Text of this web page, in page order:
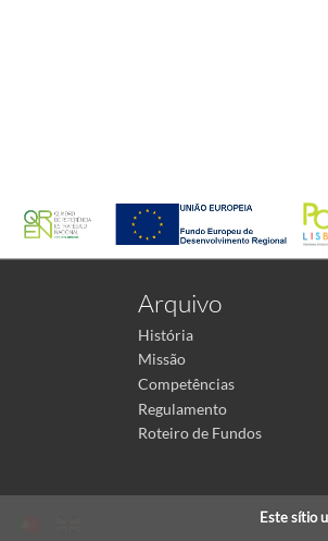
Arquivo
História
Missão
Competências
Regulamento
Roteiro de Fundos
Este sítio